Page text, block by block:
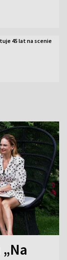
45 lat na scenie